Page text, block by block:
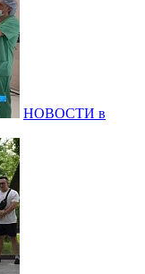
НОВОСТИ в